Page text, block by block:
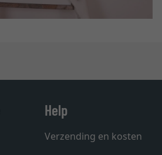
Help
Verzending en kosten